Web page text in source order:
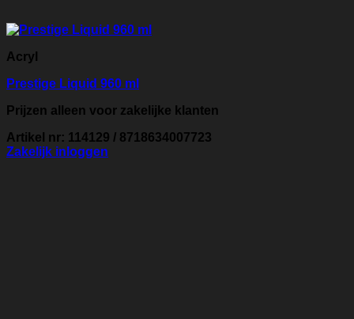
Acryl
Prestige Liquid 960 ml
Prijzen alleen voor zakelijke klanten
Artikel nr: 114129 / 8718634007723
Zakelijk inloggen